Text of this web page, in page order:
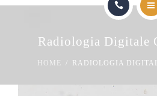
Radiologia Digitale
HOME RADIOLOGIA